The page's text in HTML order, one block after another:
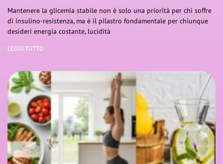
Mantenere la glicemia stabile non è solo una priorità per chi soffre
di insulino-resistenza, ma è il pilastro fondamentale per chiunque
desideri energia costante, lucidità
LEGGI TUTTO